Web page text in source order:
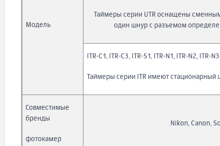
Модель
Таймеры серии UTR оснащены
один шнур с разъемом
ITR-C1, ITR-C3, ITR-S1, ITR-N1, ITR-N2, ITR-
Таймеры серии ITR имеют стационарный
Совместимые
бренды
фотокамер
Nikon, Canon,